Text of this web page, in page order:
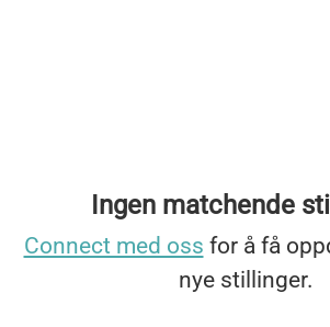
Ingen matchende
Connect med oss for å få
nye stillinger.